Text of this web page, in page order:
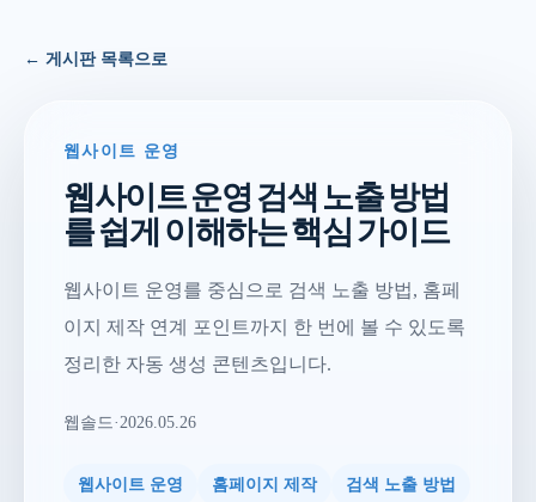
← 게시판 목록으로
웹사이트 운영
웹사이트 운영 검색 노출 방법
를 쉽게 이해하는 핵심 가이드
웹사이트 운영를 중심으로 검색 노출 방법, 홈페
이지 제작 연계 포인트까지 한 번에 볼 수 있도록
정리한 자동 생성 콘텐츠입니다.
웹솔드·2026.05.26
웹사이트 운영 홈페이지 제작 검색 노출 방법